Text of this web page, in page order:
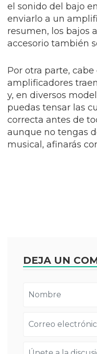
el sonido del bajo
enviarlo a un
resumen, los bajos
accesorio también
Por otra parte,
amplificadores
y, en diversos
puedas tensar las
correcta antes de
aunque no tengas
musical, afinarás
DEJA UN